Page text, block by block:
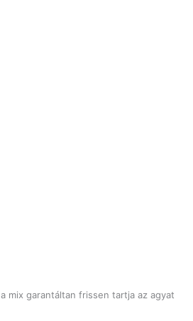
mix garantáltan frissen tartja az agyat